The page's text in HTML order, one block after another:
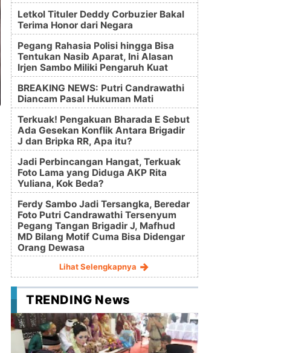
Letkol Tituler Deddy Corbuzier Bakal
Terima Honor dari Negara
Pegang Rahasia Polisi hingga Bisa
Tentukan Nasib Aparat, Ini Alasan
Irjen Sambo Miliki Pengaruh Kuat
BREAKING NEWS: Putri Candrawathi
Diancam Pasal Hukuman Mati
Terkuak! Pengakuan Bharada E Sebut
Ada Gesekan Konflik Antara Brigadir
J dan Bripka RR, Apa itu?
Jadi Perbincangan Hangat, Terkuak
Foto Lama yang Diduga AKP Rita
Yuliana, Kok Beda?
Ferdy Sambo Jadi Tersangka, Beredar
Foto Putri Candrawathi Tersenyum
Pegang Tangan Brigadir J, Mafhud
MD Bilang Motif Cuma Bisa Didengar
Orang Dewasa
Lihat Selengkapnya
TRENDING News